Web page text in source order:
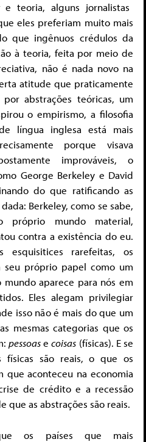
e teoria, alguns jornalistas
eles preferiam muito mais
que ingênuos crédulos da
à teoria, feita por meio de
não é nada novo na
atitude que praticamente
abstrações teóricas, um
o empirismo, a filosofia
língua inglesa está mais
porque visava
improváveis, o
George Berkeley e David
do que ratificando as
Berkeley, como se sabe,
próprio mundo material,
contra a existência do eu.
esquisitices rarefeitas, os
seu próprio papel como um
aparece para nós em
Eles alegam privilegiar
isso não é mais do que um
mesmas categorias que os
pessoasecoisas (físicas). E se
físicas são reais, o que os
que aconteceu na economia
de crédito e a recessão
que as abstrações são reais.
os países que mais